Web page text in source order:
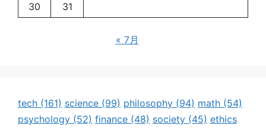
30
31
« 7月
tech (161) science (99) philosophy (94) math (54)
psychology (52) finance (48) society (45) ethics